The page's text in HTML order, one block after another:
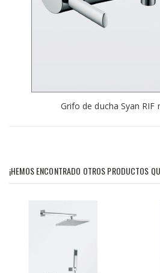
Grifo de ducha Syan
¡HEMOS ENCONTRADO OTROS PRODUCTOS